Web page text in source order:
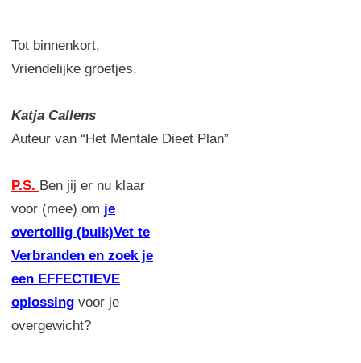
Tot binnenkort,
Vriendelijke groetjes,
Katja Callens
Auteur van “Het Mentale Dieet Plan”
P.S. Ben jij er nu klaar
voor (mee) om je
overtollig (buik)Vet te
Verbranden en zoek je
een EFFECTIEVE
oplossing voor je
overgewicht?